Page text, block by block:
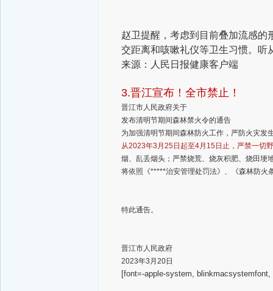
赵卫提醒，考虑到目前叠加流感
交距离和咳嗽礼仪等卫生习惯。听
来源：人民日报健康客户端
3.晋江宣布！全市禁止！
晋江市人民政府关于
发布清明节期间森林禁火令的通告
为加强清明节期间森林防火工作，严防火灾发
从2023年3月25日起至4月15日止，严禁一切
烟、乱丢烟头；严禁烧荒、烧灰积肥、烧田埂
将依照《*****治安管理处罚法》、《森林防火
特此通告。
晋江市人民政府
2023年3月20日
[font=-apple-system,